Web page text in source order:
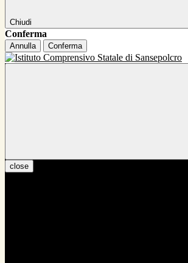
Chiudi
Conferma
Annulla Conferma
close